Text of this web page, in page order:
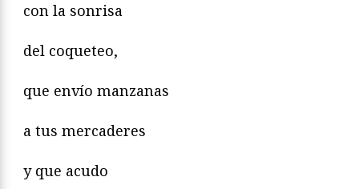
con la sonrisa
del coqueteo,
que envío manzanas
a tus mercaderes
y que acudo